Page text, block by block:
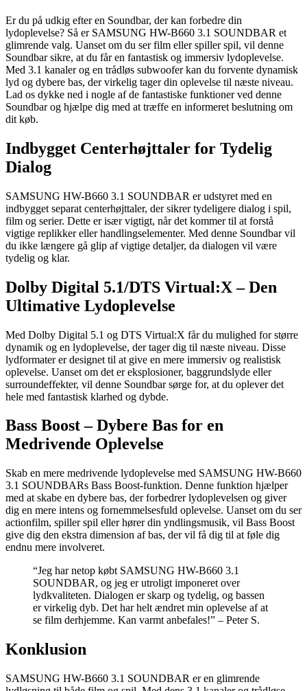
Er du på udkig efter en Soundbar, der kan forbedre din
lydoplevelse? Så er SAMSUNG HW-B660 3.1 SOUNDBAR et
glimrende valg. Uanset om du ser film eller spiller spil, vil denne
Soundbar sikre, at du får en fantastisk og immersiv lydoplevelse.
Med 3.1 kanaler og en trådløs subwoofer kan du forvente dynamisk
lyd og dybere bas, der virkelig tager din oplevelse til næste niveau.
Lad os dykke ned i nogle af de fantastiske funktioner ved denne
Soundbar og hjælpe dig med at træffe en informeret beslutning om
dit køb.
Indbygget Centerhøjttaler for Tydelig
Dialog
SAMSUNG HW-B660 3.1 SOUNDBAR er udstyret med en
indbygget separat centerhøjttaler, der sikrer tydeligere dialog i spil,
film og serier. Dette er især vigtigt, når det kommer til at forstå
vigtige replikker eller handlingselementer. Med denne Soundbar vil
du ikke længere gå glip af vigtige detaljer, da dialogen vil være
tydelig og klar.
Dolby Digital 5.1/DTS Virtual:X – Den
Ultimative Lydoplevelse
Med Dolby Digital 5.1 og DTS Virtual:X får du mulighed for større
dynamik og en lydoplevelse, der tager dig til næste niveau. Disse
lydformater er designet til at give en mere immersiv og realistisk
oplevelse. Uanset om det er eksplosioner, baggrundslyde eller
surroundeffekter, vil denne Soundbar sørge for, at du oplever det
hele med fantastisk klarhed og dybde.
Bass Boost – Dybere Bas for en
Medrivende Oplevelse
Skab en mere medrivende lydoplevelse med SAMSUNG HW-B660
3.1 SOUNDBARs Bass Boost-funktion. Denne funktion hjælper
med at skabe en dybere bas, der forbedrer lydoplevelsen og giver
dig en mere intens og fornemmelsesfuld oplevelse. Uanset om du ser
actionfilm, spiller spil eller hører din yndlingsmusik, vil Bass Boost
give dig den ekstra dimension af bas, der vil få dig til at føle dig
endnu mere involveret.
“Jeg har netop købt SAMSUNG HW-B660 3.1
SOUNDBAR, og jeg er utroligt imponeret over
lydkvaliteten. Dialogen er skarp og tydelig, og bassen
er virkelig dyb. Det har helt ændret min oplevelse af at
se film derhjemme. Kan varmt anbefales!” – Peter S.
Konklusion
SAMSUNG HW-B660 3.1 SOUNDBAR er en glimrende